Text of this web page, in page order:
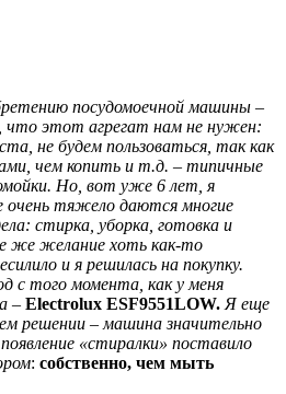
посудомоечной машины –
что этот агрегат нам не нужен:
не будем пользоваться, так как
чем копить и т.д. – типичные
Но, вот уже 6 лет, я
очень тяжело даются многие
стирка, уборка, готовка и
же желание хоть как-то
и я решилась на покупку.
с того момента, как у меня
– Electrolux ESF9551LOW. Я еще
решении – машина значительно
«стиралки» поставило
: собственно, чем мыть